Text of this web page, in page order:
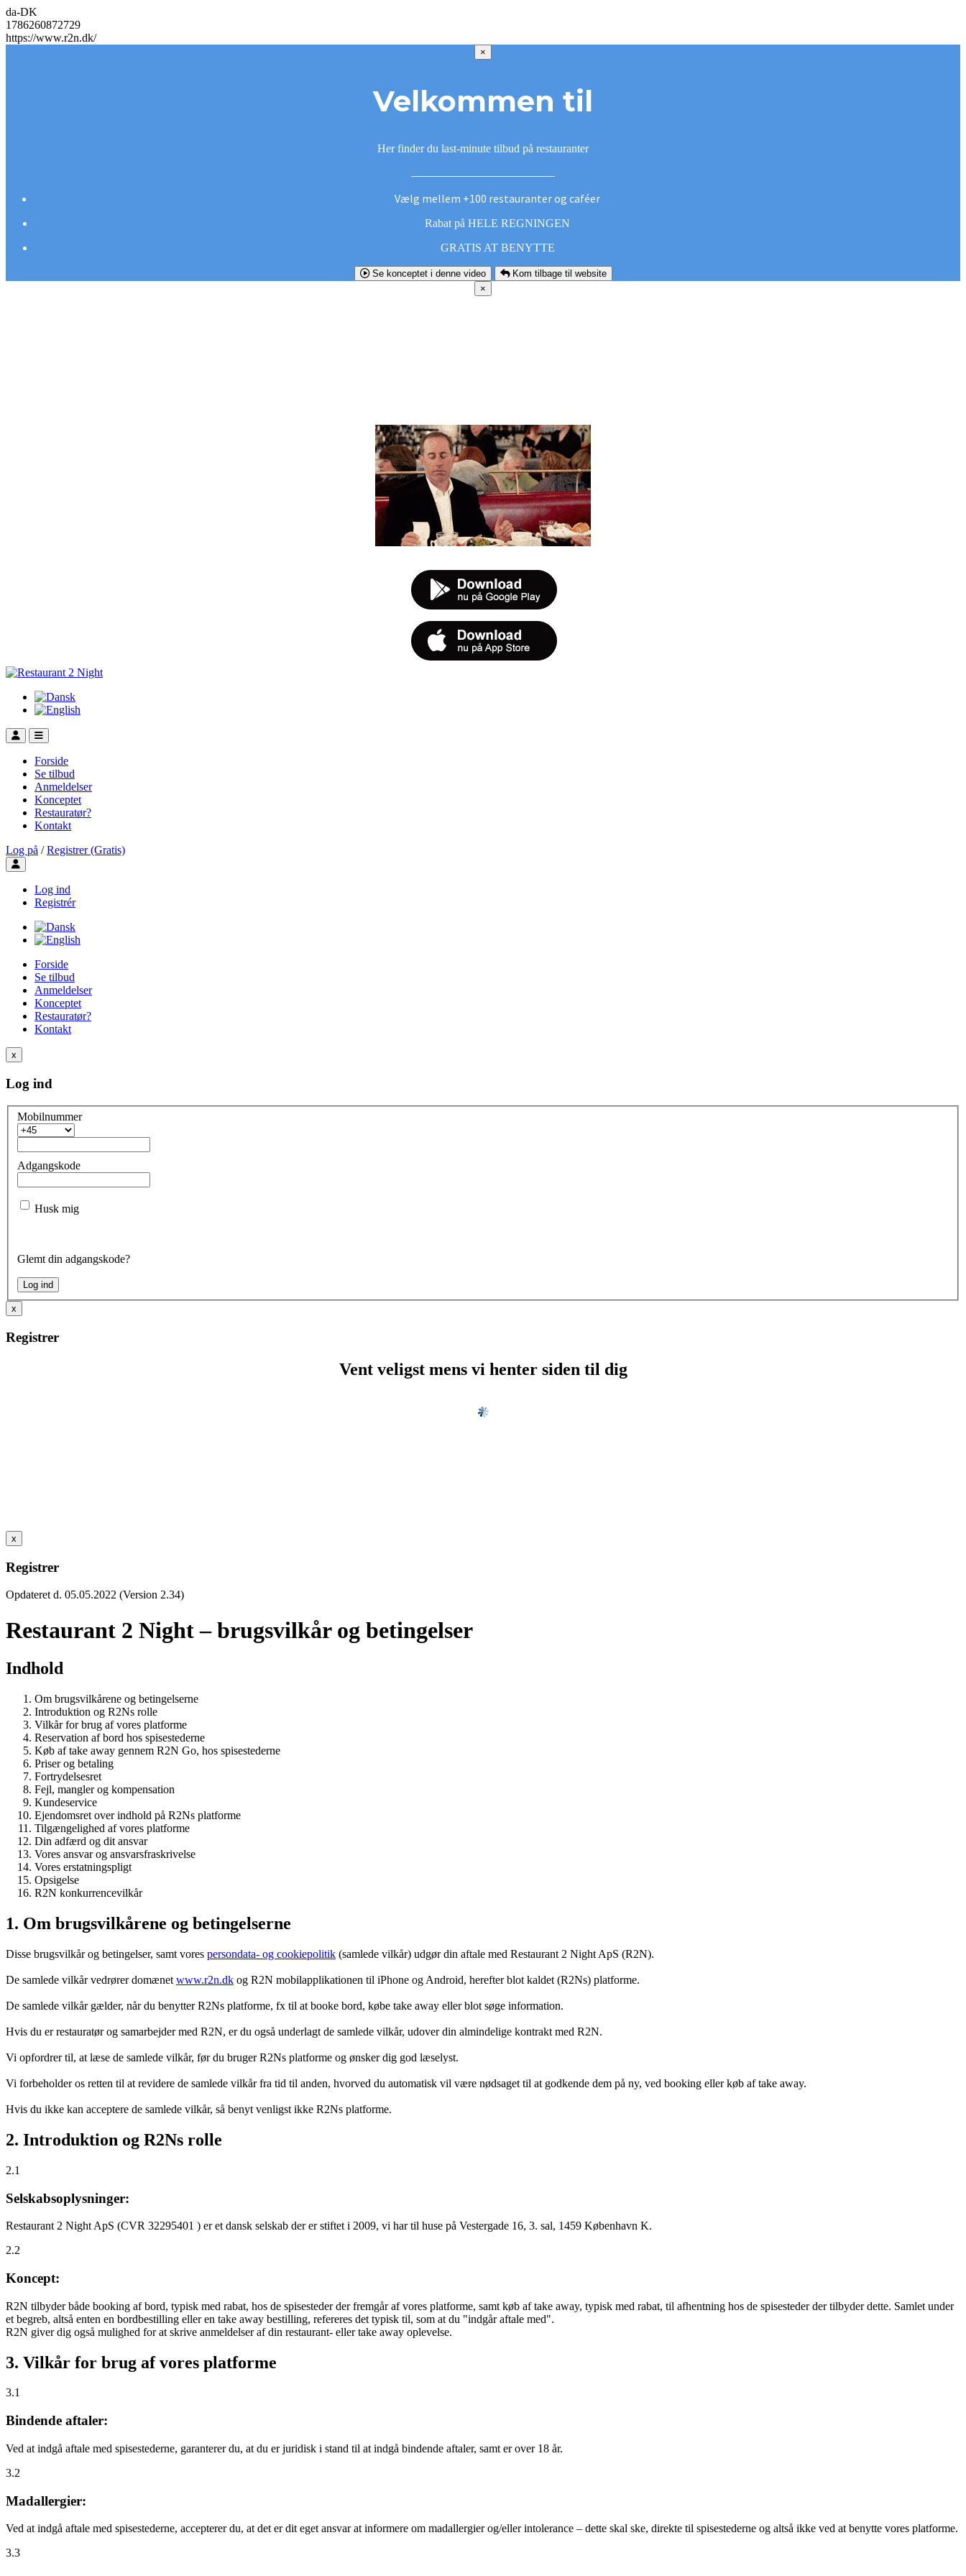
da-DK
1786260872729
https://www.r2n.dk/
×
Velkommen til
Her finder du last-minute tilbud på restauranter
Vælg mellem +100 restauranter og caféer
Rabat på HELE REGNINGEN
GRATIS AT BENYTTE
Se konceptet i denne video
Kom tilbage til website
×
Forside
Se tilbud
Anmeldelser
Konceptet
Restauratør?
Kontakt
Log på / Registrer (Gratis)
Toggle user menu
Log ind
Registrér
Forside
Se tilbud
Anmeldelser
Konceptet
Restauratør?
Kontakt
x
Log ind
Mobilnummer
Adgangskode
Husk mig
Glemt din adgangskode?
x
Registrer
Vent veligst mens vi henter siden til dig
x
Registrer
Opdateret d. 05.05.2022 (Version 2.34)
Restaurant 2 Night – brugsvilkår og betingelser
Indhold
Om brugsvilkårene og betingelserne
Introduktion og R2Ns rolle
Vilkår for brug af vores platforme
Reservation af bord hos spisestederne
Køb af take away gennem R2N Go, hos spisestederne
Priser og betaling
Fortrydelsesret
Fejl, mangler og kompensation
Kundeservice
Ejendomsret over indhold på R2Ns platforme
Tilgængelighed af vores platforme
Din adfærd og dit ansvar
Vores ansvar og ansvarsfraskrivelse
Vores erstatningspligt
Opsigelse
R2N konkurrencevilkår
1. Om brugsvilkårene og betingelserne
Disse brugsvilkår og betingelser, samt vores persondata- og cookiepolitik (samlede vilkår) udgør din aftale med Restaurant 2 Night ApS (R2N).
De samlede vilkår vedrører domænet www.r2n.dk og R2N mobilapplikationen til iPhone og Android, herefter blot kaldet (R2Ns) platforme.
De samlede vilkår gælder, når du benytter R2Ns platforme, fx til at booke bord, købe take away eller blot søge information.
Hvis du er restauratør og samarbejder med R2N, er du også underlagt de samlede vilkår, udover din almindelige kontrakt med R2N.
Vi opfordrer til, at læse de samlede vilkår, før du bruger R2Ns platforme og ønsker dig god læselyst.
Vi forbeholder os retten til at revidere de samlede vilkår fra tid til anden, hvorved du automatisk vil være nødsaget til at godkende dem på ny, ved booking eller køb af take away.
Hvis du ikke kan acceptere de samlede vilkår, så benyt venligst ikke R2Ns platforme.
2. Introduktion og R2Ns rolle
2.1
Selskabsoplysninger:
Restaurant 2 Night ApS (CVR 32295401 ) er et dansk selskab der er stiftet i 2009, vi har til huse på Vestergade 16, 3. sal, 1459 København K.
2.2
Koncept:
R2N tilbyder både booking af bord, typisk med rabat, hos de spisesteder der fremgår af vores platforme, samt køb af take away, typisk med rabat, til afhentning hos de spisesteder der tilbyder dette. Samlet under
et begreb, altså enten en bordbestilling eller en take away bestilling, refereres det typisk til, som at du "indgår aftale med".
R2N giver dig også mulighed for at skrive anmeldelser af din restaurant- eller take away oplevelse.
3. Vilkår for brug af vores platforme
3.1
Bindende aftaler:
Ved at indgå aftale med spisestederne, garanterer du, at du er juridisk i stand til at indgå bindende aftaler, samt er over 18 år.
3.2
Madallergier:
Ved at indgå aftale med spisestederne, accepterer du, at det er dit eget ansvar at informere om madallergier og/eller intolerance – dette skal ske, direkte til spisestederne og altså ikke ved at benytte vores platforme.
3.3